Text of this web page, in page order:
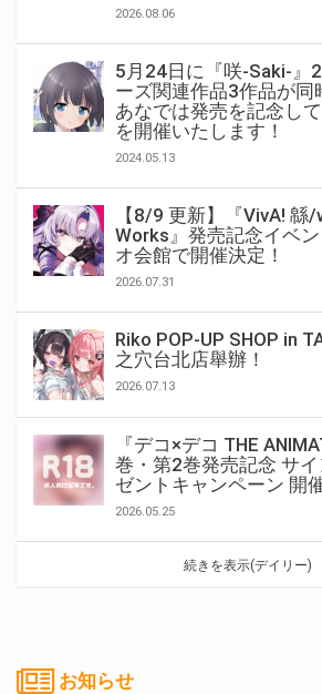
2026.08.06
5月24日に『咲-Saki-』
ーズ関連作品3作品が同
あなでは発売を記念し
を開催いたします！
2024.05.13
【8/9 更新】『VivA! 緜
Works』発売記念イベ
オ会館で開催決定！
2026.07.31
Riko POP-UP SHOP in
之穴台北店舉辦！
2026.07.13
『デコ×デコ THE
巻・第2巻発売記念 サ
ゼントキャンペーン 開
2026.05.25
続きを表示(デイリー)
お知らせ